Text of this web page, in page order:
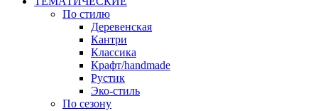
По стилю
Деревенская
Кантри
Классика
Крафт/handmade
Рустик
Эко-стиль
По сезону